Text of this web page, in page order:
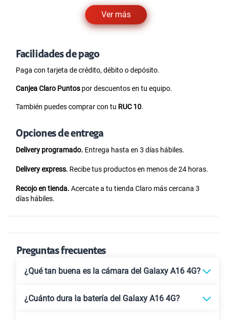
Ver más
Facilidades de pago
Paga con tarjeta de crédito, débito o depósito.
Canjea Claro Puntos por descuentos en tu equipo.
También puedes comprar con tu RUC 10.
Opciones de entrega
Delivery programado. Entrega hasta en 3 días hábiles.
Delivery express. Recibe tus productos en menos de 24 horas.
Recojo en tienda. Acercate a tu tienda Claro más cercana 3
días hábiles.
Preguntas frecuentes
¿Qué tan buena es la cámara del Galaxy A16 4G?
¿Cuánto dura la batería del Galaxy A16 4G?